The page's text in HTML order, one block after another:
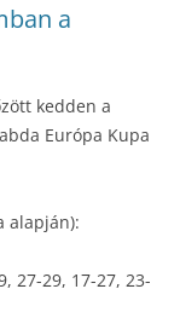
a
kedden a
Európa Kupa
alapján):
27-29, 17-27, 23-